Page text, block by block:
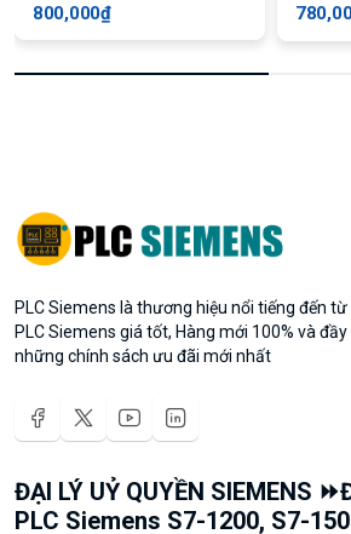
800,000₫
PLC Siemens là thương hiệu nổi tiếng đến
PLC Siemens giá tốt, Hàng mới 100% và
những chính sách ưu đãi mới nhất
ĐẠI LÝ UỶ QUYỀN SIEMENS
PLC Siemens S7-1200, S7-